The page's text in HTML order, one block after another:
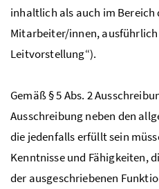
inhaltlich als auch im Bereich
Mitarbeiter/innen,
Leitvorstellung“).
Gemäß § 5 Abs. 2
Ausschreibung neben den
die jedenfalls erfüllt sein
Kenntnisse und Fähigkeiten,
der ausgeschriebenen